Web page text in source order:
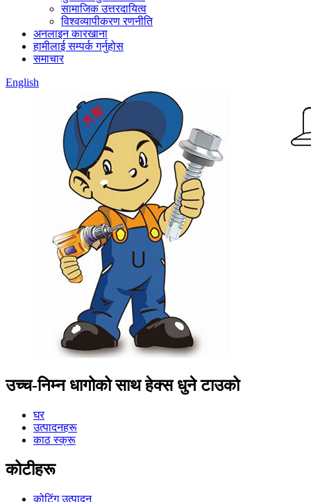
सामाजिक उत्तरदायित्व
विश्वव्यापीकरण रणनीति
अनलाइन कारखाना
हामीलाई सम्पर्क गर्नुहोस
समाचार
English
उच्च-निम्न धागोको साथ हेक्स धुने टाउको
घर
उत्पादनहरू
काठ स्क्रू
कोटीहरू
कोटिंग उत्पादन